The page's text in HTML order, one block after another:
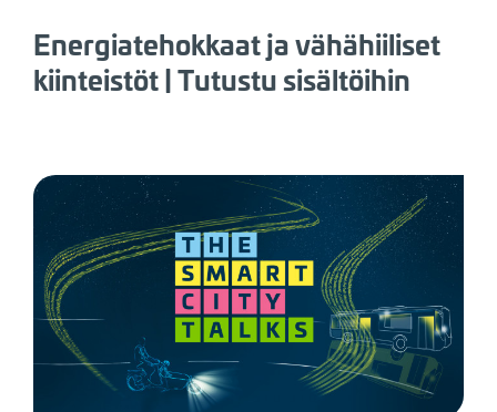
Energiatehokkaat ja vähähiiliset
kiinteistöt | Tutustu sisältöihin
Kuva